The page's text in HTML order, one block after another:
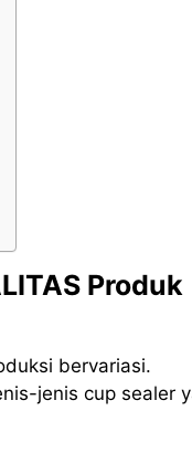
Produk
bervariasi.
jenis cup sealer